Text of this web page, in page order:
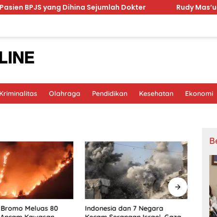
yang Dihina Sejumlah Dokter Rudy Mas’ud
Olahraga Pendidikan Kesehatan Ekonomi
Meluas 80
Indonesia dan 7 Negara